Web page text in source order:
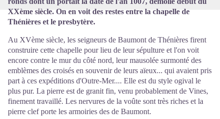
XXème siècle. On en voit des restes entre la chapelle de
Thénières et le presbytère.
Au XVème siècle, les seigneurs de Baumont de Thénières firent
construire cette chapelle pour lieu de leur sépulture et l'on voit
encore contre le mur du côté nord, leur mausolée surmonté des
emblèmes des croisés en souvenir de leurs aïeux... qui avaient pris
part à ces expéditions d'Outre-Mer.... Elle est du style ogival le
plus pur. La pierre est de granit fin, venu probablement de Vines,
finement travaillé. Les nervures de la voûte sont très riches et la
pierre clef porte les armoiries des de Baumont.